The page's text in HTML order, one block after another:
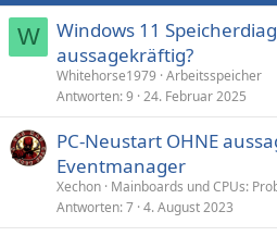
W
Windows 11
aussagekräftig?
Whitehorse1979 Arbeitsspeicher
Antworten 9 24. Februar 2025
PC-Neustart OHNE
Eventmanager
Xechon Mainboards und CPUs:
Antworten 7 4. August 2023